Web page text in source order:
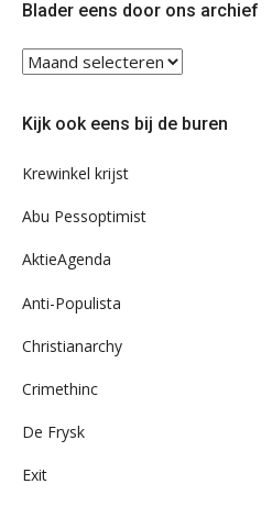
Blader eens door ons archief
Blader
eens
ons
Kijk ook eens bij de buren
Krewinkel krijst
Abu Pessoptimist
AktieAgenda
Anti-Populista
Christianarchy
Crimethinc
De Frysk
Exit